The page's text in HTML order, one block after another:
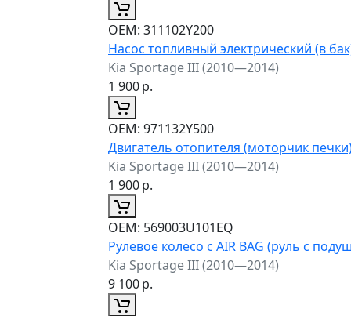
ОЕМ: 311102Y200
Насос топливный электрический (в
Kia Sportage III (2010—2014)
1 900р.
ОЕМ: 971132Y500
Двигатель отопителя (моторчик
Kia Sportage III (2010—2014)
1 900р.
ОЕМ: 569003U101EQ
Рулевое колесо с AIR BAG (руль с
Kia Sportage III (2010—2014)
9 100р.